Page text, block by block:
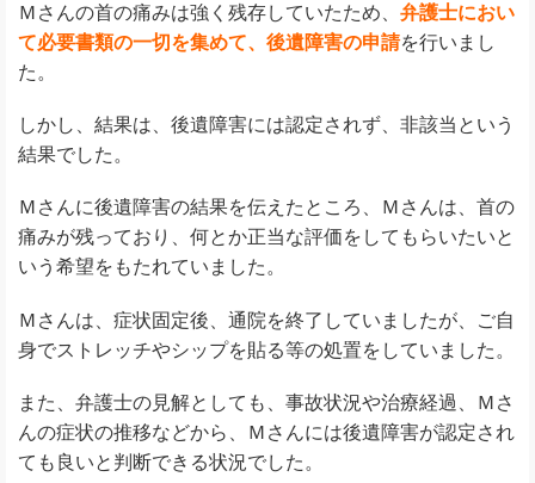
Ｍさんの首の痛みは強く残存していたため、 弁護士におい
て必要書類の一切を集めて、後遺障害の申請を行いまし
た。
しかし、結果は、後遺障害には認定されず、非該当という
結果でした。
Ｍさんに後遺障害の結果を伝えたところ、Ｍさんは、首の
痛みが残っており、何とか正当な評価をしてもらいたいと
いう希望をもたれていました。
Ｍさんは、症状固定後、通院を終了していましたが、ご自
身でストレッチやシップを貼る等の処置をしていました。
また、弁護士の見解としても、事故状況や治療経過、Ｍさ
んの症状の推移などから、Ｍさんには後遺障害が認定され
ても良いと判断できる状況でした。